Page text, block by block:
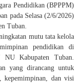
Pendidikan (BPPPM)
pada Selasa (2/6/2026)
Tuban.
mutu tata kelola
pendidikan di
NU Kabupaten Tuban.
yang dirancang untuk
kepemimpinan, dan visi